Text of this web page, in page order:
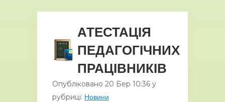
АТЕСТАЦІЯ
ПЕДАГОГІЧНИХ
ПРАЦІВНИКІВ
Опубліковано 20 Бер 10:36 у
рубриці: Новини